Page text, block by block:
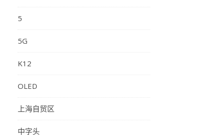
5
5G
K12
OLED
上海自贸区
中字头